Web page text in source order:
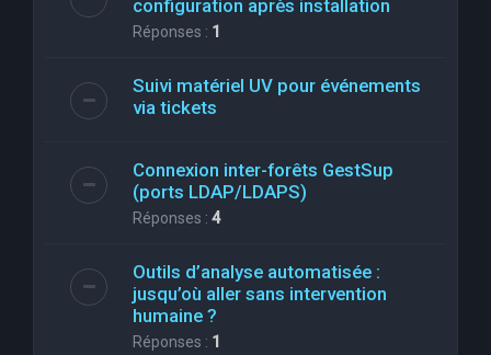
configuration après installation
Réponses : 1
Suivi matériel UV pour événements
via tickets
Connexion inter-forêts GestSup
(ports LDAP/LDAPS)
Réponses : 4
Outils d’analyse automatisée :
jusqu’où aller sans intervention
humaine ?
Réponses : 1